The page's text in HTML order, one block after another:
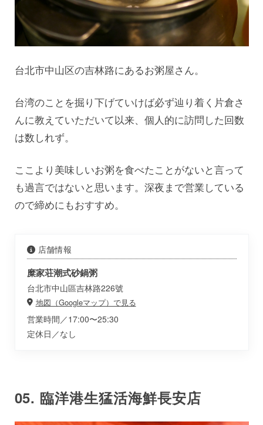
台北市中山区の吉林路にあるお粥屋さん。
台湾のことを掘り下げていけば必ず辿り着く片倉さ
んに教えていただいて以来、個人的に訪問した回数
は数しれず。
ここより美味しいお粥を食べたことがないと言って
も過言ではないと思います。深夜まで営業している
ので締めにもおすすめ。
店舗情報
糜家荘潮式砂鍋粥
台北市中山區吉林路226號
地図（Googleマップ）で見る
営業時間／17:00〜25:30
定休日／なし
05. 臨洋港生猛活海鮮長安店